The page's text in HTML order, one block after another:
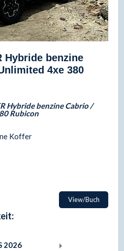
Hybride benzine
4xe 380
Hybride benzine Cabrio /
Rubicon
Koffer
View/Buch
2026